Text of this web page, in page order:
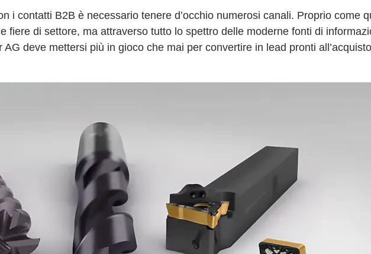
i contatti B2B è necessario tenere d’occhio numerosi canali. Proprio come
fiere di settore, ma attraverso tutto lo spettro delle moderne fonti di
deve mettersi più in gioco che mai per convertire in lead pronti